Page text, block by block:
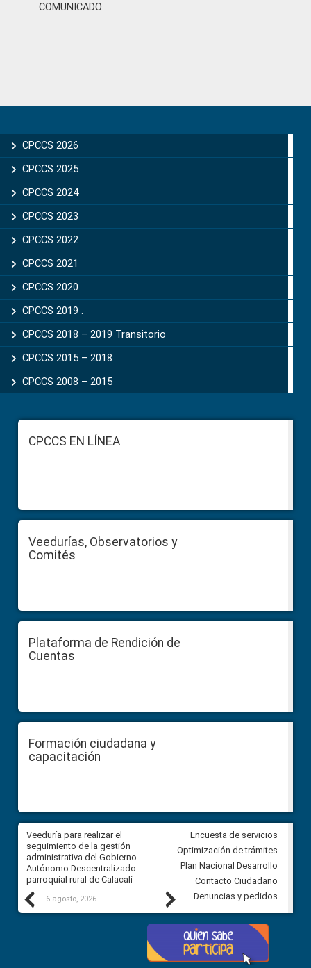
COMUNICADO
Sidebar
CPCCS 2026
CPCCS 2025
CPCCS 2024
CPCCS 2023
CPCCS 2022
CPCCS 2021
CPCCS 2020
CPCCS 2019 .
CPCCS 2018 – 2019 Transitorio
CPCCS 2015 – 2018
CPCCS 2008 – 2015
FooterCPCCS EN LÍNEA
Veedurías, Observatorios y
Comités
Plataforma de Rendición de
Cuentas
Formación ciudadana y
capacitación
Previous
Veeduría para realizar el
seguimiento de la gestión
administrativa del Gobierno
Autónomo Descentralizado
parroquial rural de Calacalí
6 agosto, 2026
Veeduría para vigilar los
derivados de la Audiencia
entre el GAD de Ibarra y la
comunidad Urbina, parroquia
Carolina
5 agosto, 2026
Next
Encuesta de servicios
Optimización de trámites
Plan Nacional Desarrollo
Contacto Ciudadano
Denuncias y pedidos